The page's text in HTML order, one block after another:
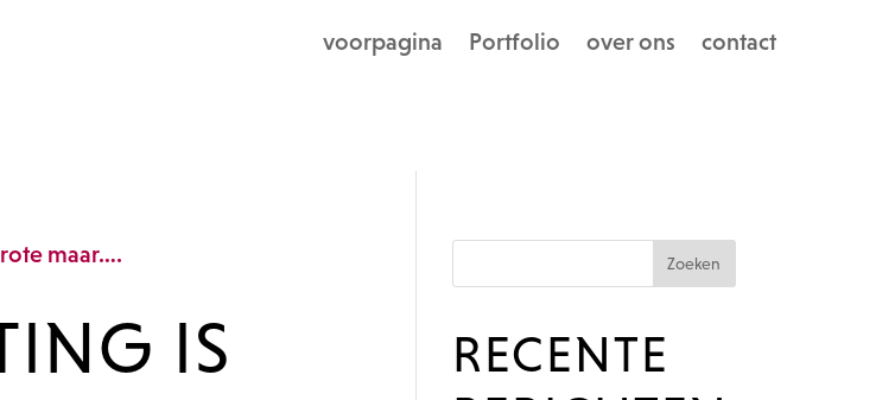
voorpagina Portfolio over ons contact
IS
RECENTE